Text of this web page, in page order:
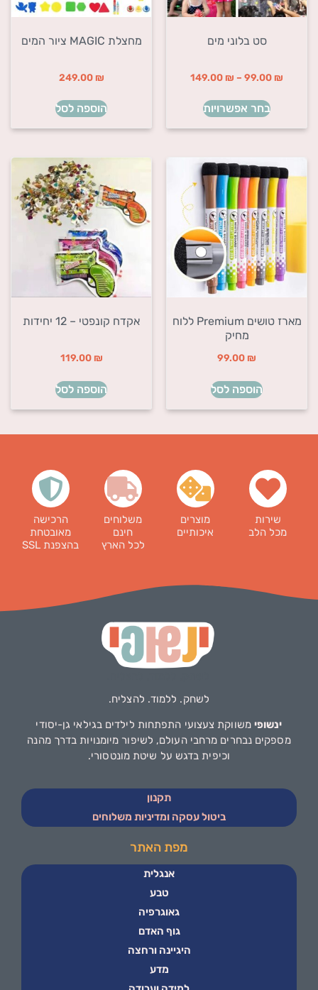
סט בלוני מים
99.00 ₪
–
149.00 ₪
בחר אפשרויות
מחצלת MAGIC ציור המים
249.00 ₪
הוספה לסל
מארז טושים Premium ללוח
מחיק
99.00 ₪
הוספה לסל
אקדח קונפטי – 12 יחידות
119.00 ₪
הוספה לסל
שירות
מכל הלב
מוצרים
איכותיים
משלוחים
חינם
לכל הארץ
הרכישה
מאובטחת
בהצפנת SSL
לשחק. ללמוד. להצליח.
ינשופי משווקת צעצועי התפתחות לילדים בגילאי גן-יסודי
מספקים נבחרים מרחבי העולם, לשיפור מיומנויות בדרך מהנה
וכיפית בדגש על שיטת מונטסורי.
תקנון
ביטול עסקה ומדיניות משלוחים
מפת האתר
אנגלית
טבע
גאוגרפיה
גוף האדם
היגיינה ורחצה
מדע